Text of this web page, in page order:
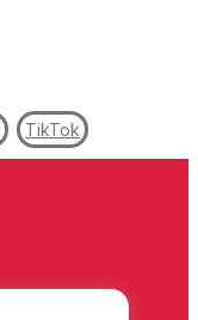
TikTok